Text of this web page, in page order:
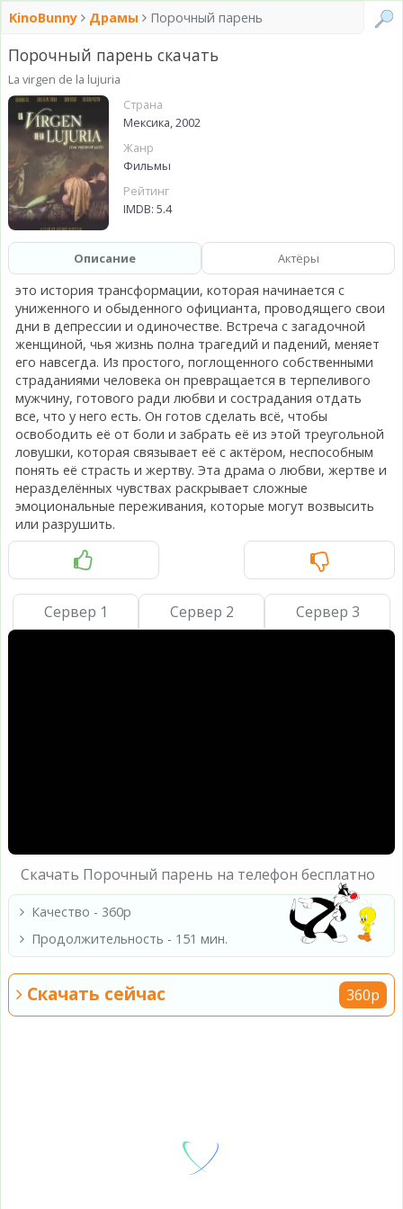
KinoBunny Драмы Порочный парень
Порочный парень скачать
La virgen de la lujuria
Страна
Мексика, 2002
Жанр
Фильмы
Рейтинг
IMDB: 5.4
Описание Актёры
это история трансформации, которая начинается с
униженного и обыденного официанта, проводящего свои
дни в депрессии и одиночестве. Встреча с загадочной
женщиной, чья жизнь полна трагедий и падений, меняет
его навсегда. Из простого, поглощенного собственными
страданиями человека он превращается в терпеливого
мужчину, готового ради любви и сострадания отдать
все, что у него есть. Он готов сделать всё, чтобы
освободить её от боли и забрать её из этой треугольной
ловушки, которая связывает её с актёром, неспособным
понять её страсть и жертву. Эта драма о любви, жертве и
неразделённых чувствах раскрывает сложные
эмоциональные переживания, которые могут возвысить
или разрушить.
Сервер 1 Сервер 2 Сервер 3
Скачать Порочный парень на телефон бесплатно
Качество - 360p
Продолжительность - 151 мин.
Скачать сейчас 360p